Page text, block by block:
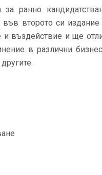
ранно
второто си
въздействие и ще
в различни